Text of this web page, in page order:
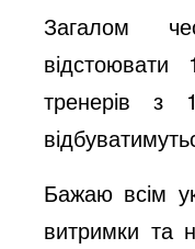
Загалом
тренерів з
Бажаю всім
витримки та